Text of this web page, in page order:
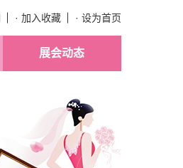
· 加入收藏 · 设为首页
展会动态